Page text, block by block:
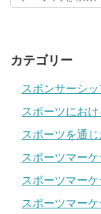
カテゴリー
スポンサーシ
スポーツにお
スポーツを通
スポーツマー
スポーツマー
スポーツマー